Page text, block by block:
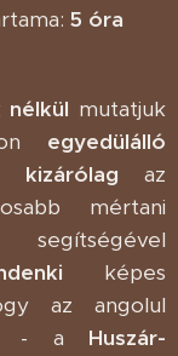
5 óra
nélkül mutatjuk
egyedülálló
kizárólag az
mértani
képes
az angolul
- a Huszár-